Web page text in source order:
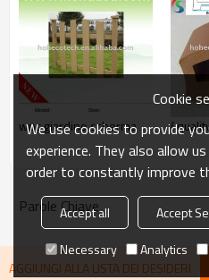
wpc giardino scherma (
Parole Chiave
AGGIUNGI ALLA LISTA DEI DESIDERI
Cookie
We use cookies to provide
experience. They also allow
order to constantly improve
Accept all Accept
Necessary
Analytics